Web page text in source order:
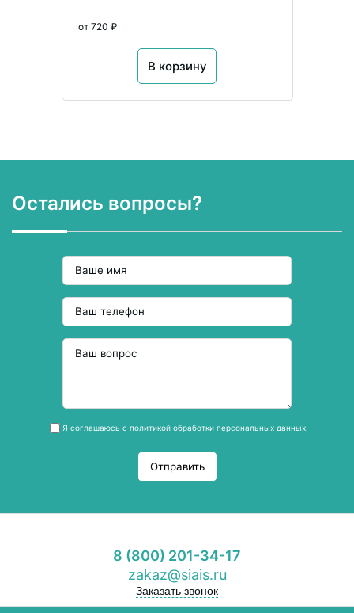
от 720 ₽
В корзину
Остались вопросы?
Я соглашаюсь с политикой обработки персональных данных.
Отправить
8 (800) 201-34-17
zakaz@siais.ru
Заказать звонок